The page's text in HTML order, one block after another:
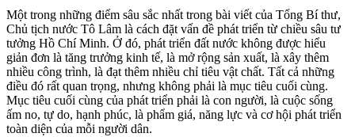
Một trong những điểm sâu sắc nhất trong bài viết của Tổng Bí thư,
Chủ tịch nước Tô Lâm là cách đặt vấn đề phát triển từ chiều sâu tư
tưởng Hồ Chí Minh. Ở đó, phát triển đất nước không được hiểu
giản đơn là tăng trưởng kinh tế, là mở rộng sản xuất, là xây thêm
nhiều công trình, là đạt thêm nhiều chỉ tiêu vật chất. Tất cả những
điều đó rất quan trọng, nhưng không phải là mục tiêu cuối cùng.
Mục tiêu cuối cùng của phát triển phải là con người, là cuộc sống
ấm no, tự do, hạnh phúc, là phẩm giá, năng lực và cơ hội phát triển
toàn diện của mỗi người dân.